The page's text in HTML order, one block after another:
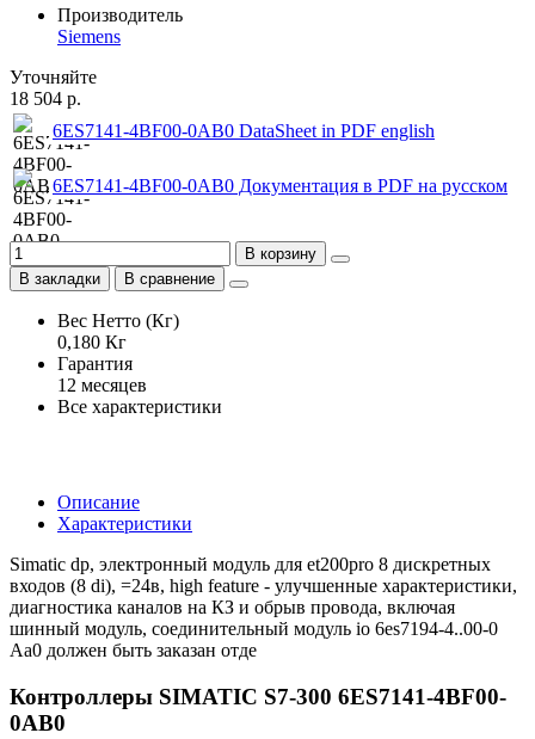
Производитель
Siemens
Уточняйте
18 504 р.
6ES7141-4BF00-0AB0 DataSheet in PDF english
6ES7141-4BF00-0AB0 Документация в PDF на русском
В корзину
В закладки
В сравнение
Вес Нетто (Кг)
0,180 Кг
Гарантия
12 месяцев
Все характеристики
Описание
Характеристики
Simatic dp, электронный модуль для et200pro 8 дискретных
входов (8 di), =24в, high feature - улучшенные характеристики,
диагностика каналов на КЗ и обрыв провода, включая
шинный модуль, соединительный модуль io 6es7194-4..00-0
Аa0 должен быть заказан отде
Контроллеры SIMATIC S7-300 6ES7141-4BF00-
0AB0